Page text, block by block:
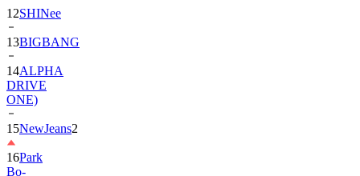
13BIGBANG
14ALPHA
DRIVE
ONE)
15NewJeans
16Park
Bo-
gum1